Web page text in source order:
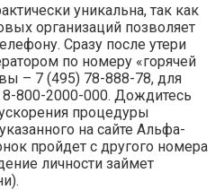
уникальна, так как
организаций позволяет
Сразу после утери
по номеру «горячей
– 7 (495) 78-888-78, для
800-2000-000. Дождитесь
процедуры
на сайте Альфа-
пройдет с другого номера
личности займет